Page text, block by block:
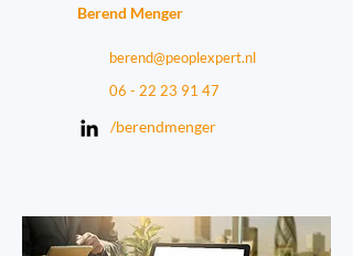
Berend Menger
berend@peoplexpert.nl
06 - 22 23 91 47
/berendmenger